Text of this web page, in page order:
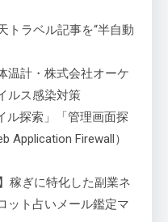
トラベル記事を“半自動
温計・株式会社オーケ
ルス感染対策
ル探索」「管理画面探
Application Firewall）
稼ぎに特化した副業ネ
ット占いメール鑑定マ